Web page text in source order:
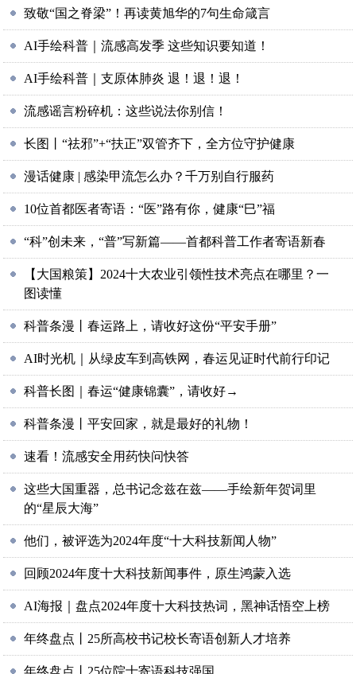
致敬“国之脊梁”！再读黄旭华的7句生命箴言
AI手绘科普｜流感高发季 这些知识要知道！
AI手绘科普｜支原体肺炎 退！退！退！
流感谣言粉碎机：这些说法你别信！
长图丨“祛邪”+“扶正”双管齐下，全方位守护健康
漫话健康 | 感染甲流怎么办？千万别自行服药
10位首都医者寄语：“医”路有你，健康“巳”福
“科”创未来，“普”写新篇——首都科普工作者寄语新春
【大国粮策】2024十大农业引领性技术亮点在哪里？一
图读懂
科普条漫丨春运路上，请收好这份“平安手册”
AI时光机｜从绿皮车到高铁网，春运见证时代前行印记
科普长图｜春运“健康锦囊”，请收好→
科普条漫丨平安回家，就是最好的礼物！
速看！流感安全用药快问快答
这些大国重器，总书记念兹在兹——手绘新年贺词里
的“星辰大海”
他们，被评选为2024年度“十大科技新闻人物”
回顾2024年度十大科技新闻事件，原生鸿蒙入选
AI海报｜盘点2024年度十大科技热词，黑神话悟空上榜
年终盘点丨25所高校书记校长寄语创新人才培养
年终盘点丨25位院士寄语科技强国